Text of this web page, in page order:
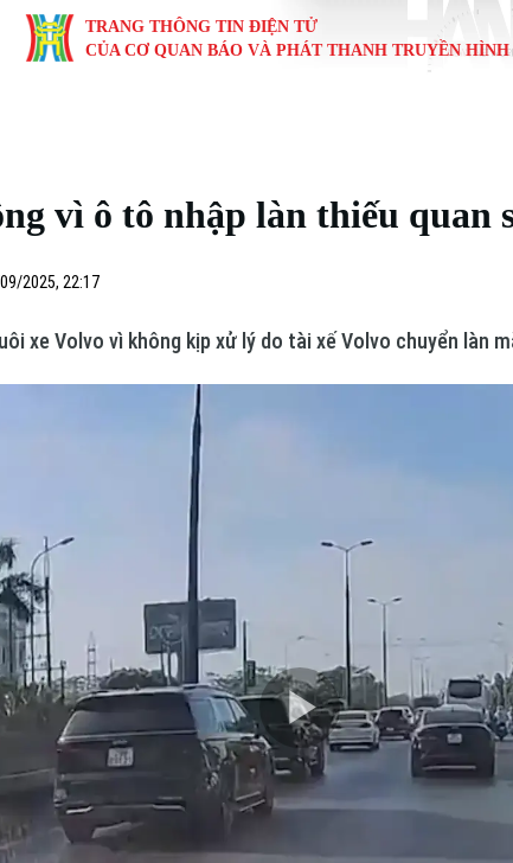
TRANG THÔNG TIN ĐIỆN TỬ
CỦA CƠ QUAN BÁO VÀ PHÁT THANH TRUYỀN
Hà Nội
sự
Việt 4 phương
Cafe sáng
Tài chính Ngân hàng
Doanh nghiệp
Đầu tư
Đất đai
Kinh nghiệm
Tàu
Thị trường
Đánh giá
Tuyển sinh Làng nghề
vì ô tô nhập làn thiếu quan
2025, 22:17
xe Volvo vì không kịp xử lý do tài xế Volvo chuyển làn
Play
Video